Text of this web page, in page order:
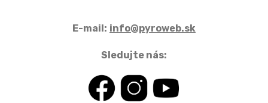
E-mail: info@pyroweb.sk
Sledujte nás: